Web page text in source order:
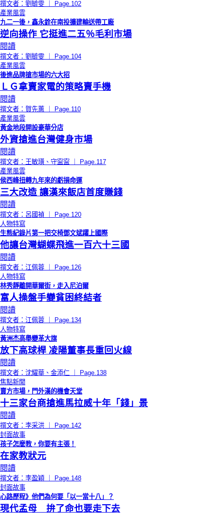
撰文者：劉毓雯 ｜ Page.102
產業風雲
九二一後，鑫永銓在南投擴建輸送帶工廠
逆向操作 它挺進二五％毛利市場
閱讀
撰文者：劉毓雯 ｜ Page.104
產業風雲
後進品牌搶市場的六大招
ＬＧ拿賣家電的策略賣手機
閱讀
撰文者：賀先蕙 ｜ Page.110
產業風雲
黃金地段開設豪華分店
外資搶進台灣健身市場
閱讀
撰文者：王敏璜、守寍寍 ｜ Page.117
產業風雲
侯西峰扭轉九年來的虧損命運
三大改造 讓漢來飯店首度賺錢
閱讀
撰文者：呂國禎 ｜ Page.120
人物特寫
生態紀錄片第一把交椅鄧文斌躍上國際
他讓台灣蝴蝶飛進一百六十三國
閱讀
撰文者：江佩蓉 ｜ Page.126
人物特寫
林秀靜離開華爾街，走入尼泊爾
富人操盤手變貧困終結者
閱讀
撰文者：江佩蓉 ｜ Page.134
人物特寫
黃洲杰高舉變革大旗
放下高球桿 凌陽董事長重回火線
閱讀
撰文者：沈耀華、金添仁 ｜ Page.138
焦點新聞
賣方市場，門外漢的機會天堂
十三家台商搶進馬拉威十年「錢」景
閱讀
撰文者：李采洪 ｜ Page.142
封面故事
孩子怎麼教，你要有主張！
在家教狀元
閱讀
撰文者：李盈穎 ｜ Page.148
封面故事
心路歷程》他們為何要「以一當十八」？
現代孟母 拚了命也要走下去